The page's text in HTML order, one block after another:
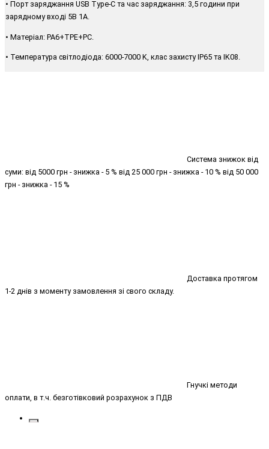
• Порт заряджання USB Type-C та час заряджання: 3,5 години при
зарядному вході 5В 1А.
• Матеріал: PA6+TPE+PC.
• Температура світлодіода: 6000-7000 K, клас захисту IP65 та IK08.
Система знижок від
суми: від 5000 грн - знижка - 5 % від 25 000 грн - знижка - 10 % від 50 000
грн - знижка - 15 %
Доставка протягом
1-2 днів з моменту замовлення зі свого складу.
Гнучкі методи
оплати, в т.ч. безготівковий розрахунок з ПДВ